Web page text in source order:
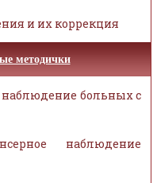
и их коррекция
методички
больных с
наблюдение